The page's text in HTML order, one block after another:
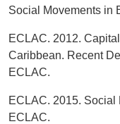
Social Movements in
ECLAC. 2012.
Caribbean. Recent
ECLAC.
ECLAC. 2015. Social
ECLAC.